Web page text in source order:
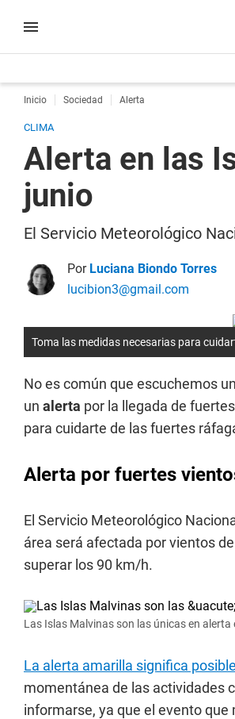
Inicio Sociedad Alerta
CLIMA
Alerta en las
junio
El Servicio Meteorológico
Por Luciana Biondo Torres
lucibion3@gmail.com
Toma las medidas necesarias para
No es común que escuchemos un
un alerta por la llegada de fuertes
para cuidarte de las fuertes
Alerta por fuertes
El Servicio Meteorológico
área será afectada por vientos
superar los 90 km/h.
Las Islas Malvinas son las únicas en alerta
La alerta amarilla significa
momentánea de las actividades
informarse, ya que el evento